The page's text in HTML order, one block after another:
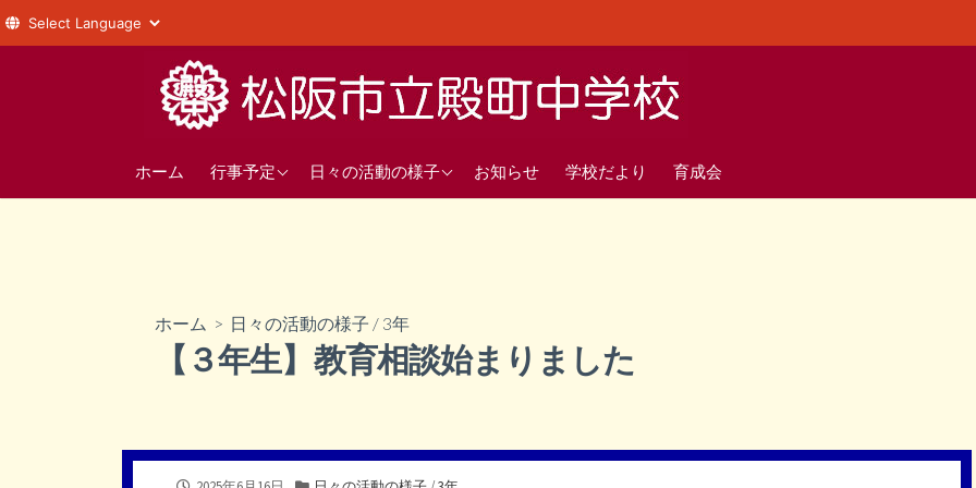
へ
ホーム 行事予定
年間の行事予定日々の活動の様子
1年
生徒会
お知らせ 学校だより 育成会
ホーム > 日々の活動の様子 / 3年
【３年生】教育相談始まりました
公
カ